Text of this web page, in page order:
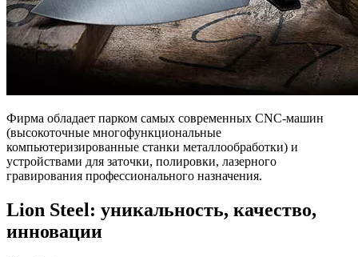
Фирма обладает парком самых современных CNC-машин
(высокоточные многофункциональные
компьютеризированные станки металлообработки) и
устройствами для заточки, полировки, лазерного
гравирования профессионального назначения.
Lion Steel: уникальность, качество,
инновации